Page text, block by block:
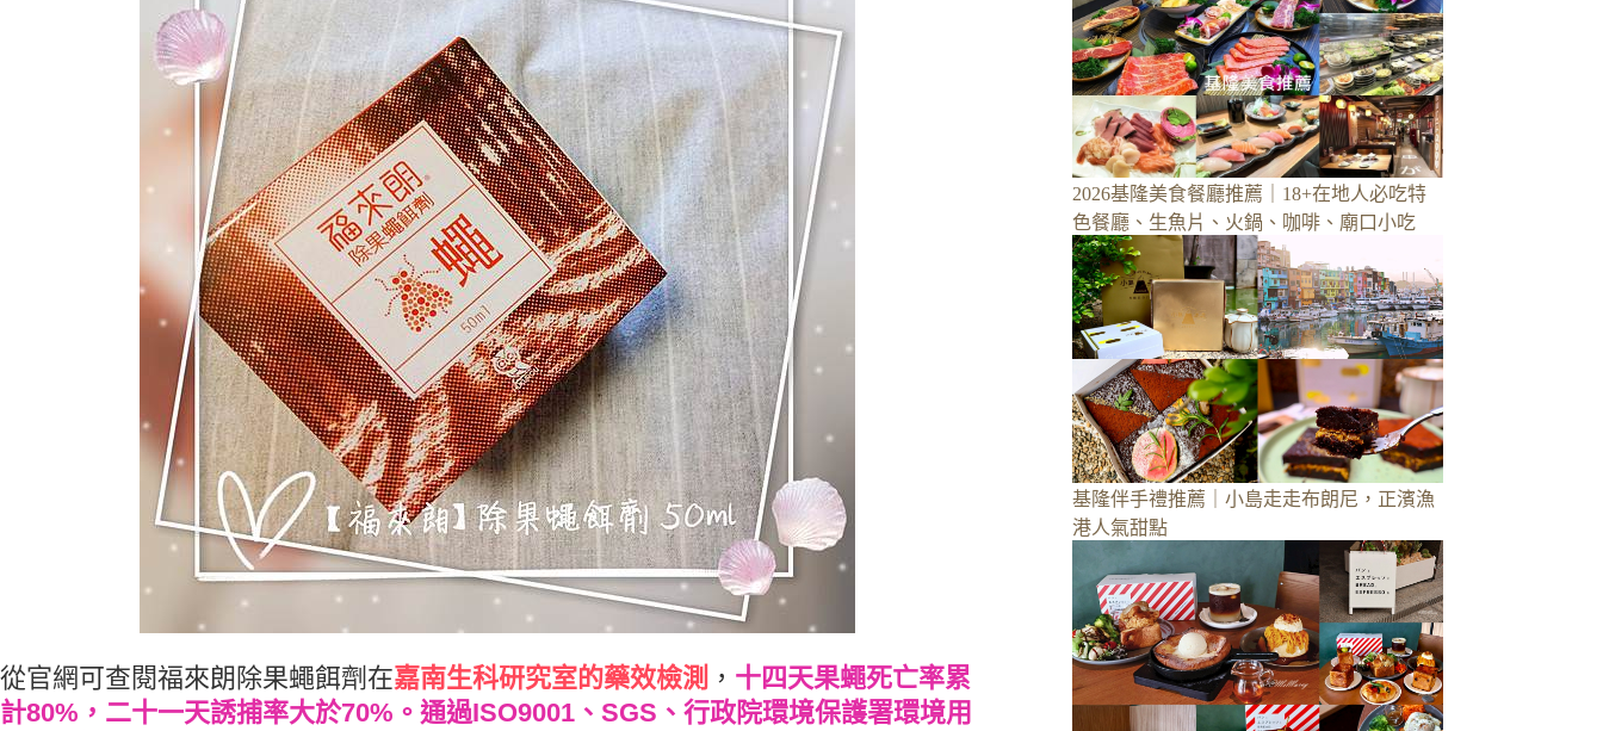
從官網可查閱福來朗除果蠅餌劑在嘉南生科研究室的藥效檢測 ， 十四天果蠅死亡率累
計80%，二十一天誘捕率大於70%。通過ISO9001、SGS、行政院環境保護署環境用
2026基隆美食餐廳推薦｜18+在地人必吃特
色餐廳、生魚片、火鍋、咖啡、廟口小吃
基隆伴手禮推薦｜小島走走布朗尼，正濱漁
港人氣甜點